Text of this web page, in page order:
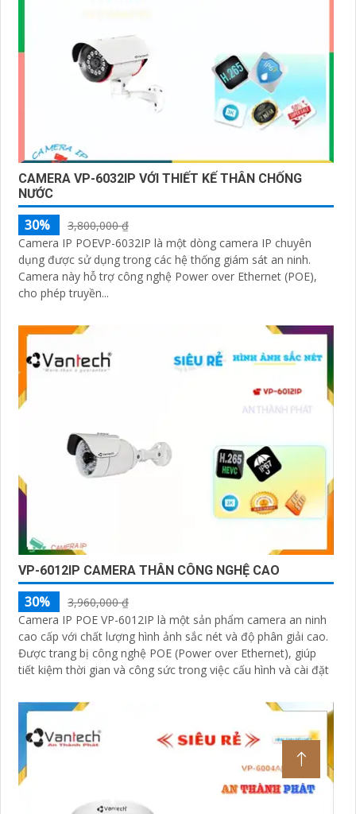
CAMERA VP-6032IP VỚI THIẾT KẾ THÂN CHỐNG
NƯỚC
30%
3,800,000 ₫
Camera IP POEVP-6032IP là một dòng camera IP chuyên
dụng được sử dụng trong các hệ thống giám sát an ninh.
Camera này hỗ trợ công nghệ Power over Ethernet (POE),
cho phép truyền...
VP-6012IP CAMERA THÂN CÔNG NGHỆ CAO
30%
3,960,000 ₫
Camera IP POE VP-6012IP là một sản phẩm camera an ninh
cao cấp với chất lượng hình ảnh sắc nét và độ phân giải cao.
Được trang bị công nghệ POE (Power over Ethernet), giúp
tiết kiệm thời gian và công sức trong việc cấu hình và cài đặt